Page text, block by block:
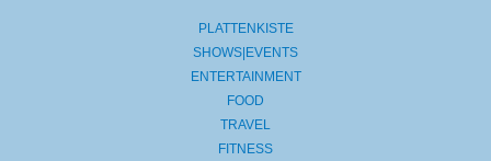
PLATTENKISTE
SHOWS|EVENTS
ENTERTAINMENT
FOOD
TRAVEL
FITNESS